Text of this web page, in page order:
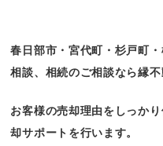
春日部市・宮代町・杉戸町
相談、相続のご相談なら縁不
お客様の売却理由をしっか
却サポートを行います。